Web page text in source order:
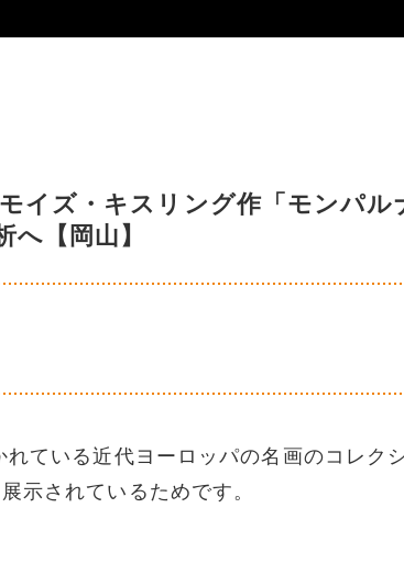
イズ・キスリング作「モンパル
へ【岡山】
ている近代ヨーロッパの名画のコレク
示されているためです。